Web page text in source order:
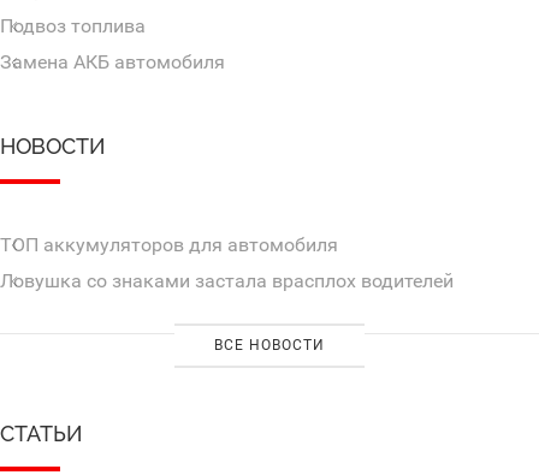
Подвоз топлива
Замена АКБ автомобиля
НОВОСТИ
ТОП аккумуляторов для автомобиля
Ловушка со знаками застала врасплох водителей
ВСЕ НОВОСТИ
СТАТЬИ